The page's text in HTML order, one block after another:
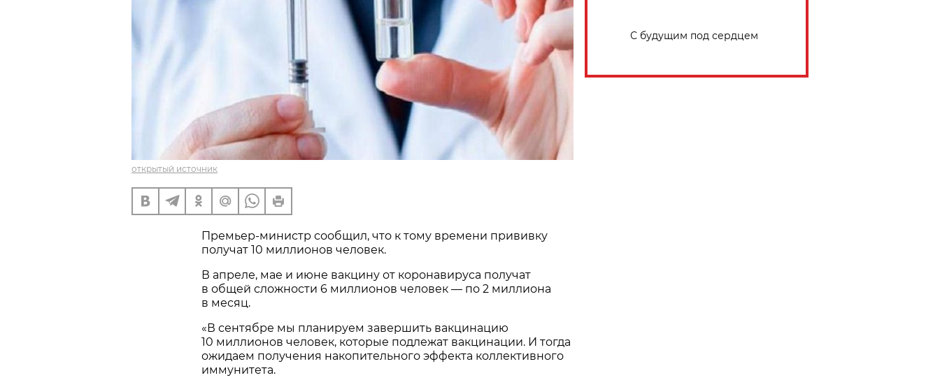
открытый источник
Премьер-министр сообщил, что к тому времени прививку
получат 10 миллионов человек.
В апреле, мае и июне вакцину от коронавируса получат
в общей сложности 6 миллионов человек — по 2 миллиона
в месяц.
«В сентябре мы планируем завершить вакцинацию
10 миллионов человек, которые подлежат вакцинации. И тогда
ожидаем получения накопительного эффекта коллективного
иммунитета.
С будущим под сердцем